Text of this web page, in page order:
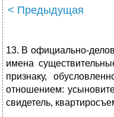
< Предыдущая
13. В официально-
имена
признаку,
отношением:
свидетель,